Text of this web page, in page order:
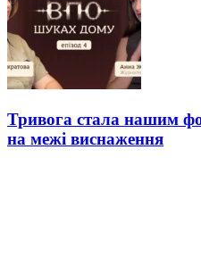
Тривога стала нашим
на межі виснаження